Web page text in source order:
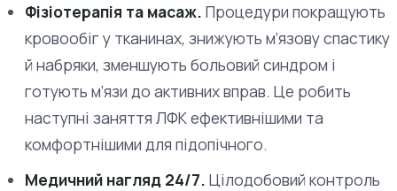
Фізіотерапія та масаж. Процедури покращують
кровообіг у тканинах, знижують м’язову спастику
й набряки, зменшують больовий синдром і
готують м’язи до активних вправ. Це робить
наступні заняття ЛФК ефективнішими та
комфортнішими для підопічного.
Медичний нагляд 24/7. Цілодобовий контроль